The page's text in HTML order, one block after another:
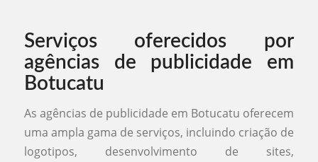
Serviços oferecidos por
agências de publicidade em
Botucatu
As agências de publicidade em Botucatu oferecem
uma ampla gama de serviços, incluindo criação de
logotipos, desenvolvimento de sites,